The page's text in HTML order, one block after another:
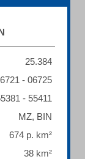
25.384
- 06725
- 55411
MZ, BIN
674 p. km²
38 km²